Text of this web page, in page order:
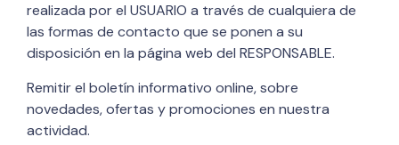
realizada por el USUARIO a través de cualquiera de
las formas de contacto que se ponen a su
disposición en la página web del RESPONSABLE.
Remitir el boletín informativo online, sobre
novedades, ofertas y promociones en nuestra
actividad.